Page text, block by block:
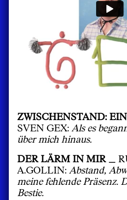
ZWISCHENSTAND:
SVEN GEX: Als es
über mich hinaus.
DER LÄRM IN MIR _
A.GOLLIN: Abstand,
meine fehlende Präsenz.
Bestie.